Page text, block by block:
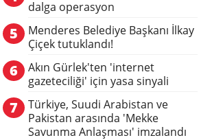
dalga operasyon
5
Menderes Belediye Başkanı İlkay
Çiçek tutuklandı!
6
Akın Gürlek'ten 'internet
gazeteciliği' için yasa sinyali
7
Türkiye, Suudi Arabistan ve
Pakistan arasında 'Mekke
Savunma Anlaşması' imzalandı